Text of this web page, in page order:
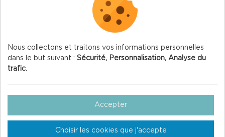
Inscription à la newsletter
Gestion des Cookies
Crédits
Nous collectons et traitons vos informations personnelles
dans le but suivant : Sécurité, Personnalisation, Analyse du
trafic.
Accepter
Choisir les cookies que j'accepte